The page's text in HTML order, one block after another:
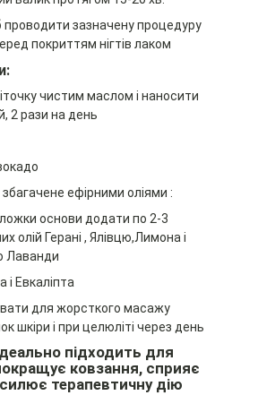
зазначену процедуру
покриттям нігтів лаком
чистим маслом і наносити
2 рази на день
ефірними оліями :
основи додати по 2-3
олій Герані , Ялівцю,Лимонаі
Лаванди
і Евкаліпта
для жорсткого масажу
шкіри і при целюліті через день
підходить для
ковзання, сприяє
терапевтичну дію